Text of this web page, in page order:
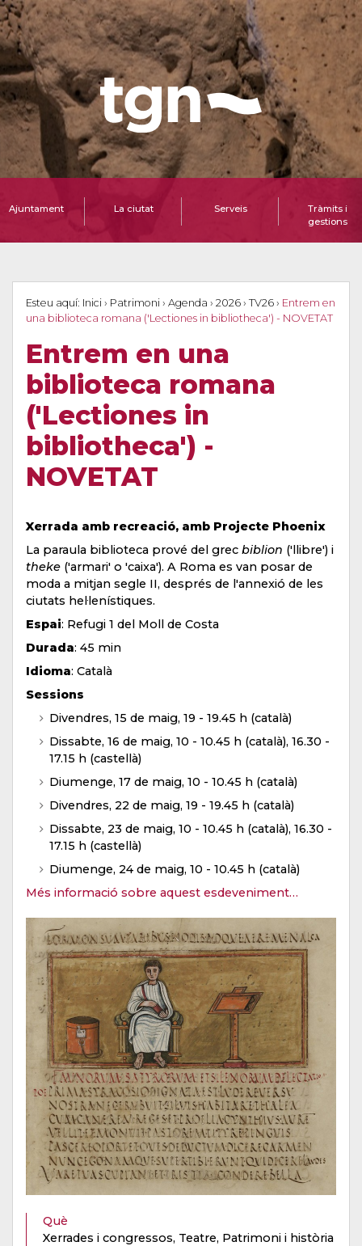
Ajuntament La ciutat Serveis
Tràmits i
gestions
Esteu aquí: Inici › Patrimoni › Agenda › 2026 › TV26 › Entrem en
una biblioteca romana ('Lectiones in bibliotheca') - NOVETAT
Entrem en una
biblioteca romana
('Lectiones in
bibliotheca') -
NOVETAT
Xerrada amb recreació, amb Projecte Phoenix
La paraula biblioteca prové del grec biblion ('llibre') i
theke ('armari' o 'caixa'). A Roma es van posar de
moda a mitjan segle II, després de l'annexió de les
ciutats hel·lenístiques.
Espai: Refugi 1 del Moll de Costa
Durada: 45 min
Idioma: Català
Sessions
Divendres, 15 de maig, 19 - 19.45 h (català)
Dissabte, 16 de maig, 10 - 10.45 h (català), 16.30 -
17.15 h (castellà)
Diumenge, 17 de maig, 10 - 10.45 h (català)
Divendres, 22 de maig, 19 - 19.45 h (català)
Dissabte, 23 de maig, 10 - 10.45 h (català), 16.30 -
17.15 h (castellà)
Diumenge, 24 de maig, 10 - 10.45 h (català)
Més informació sobre aquest esdeveniment…
Què
Xerrades i congressos, Teatre, Patrimoni i història